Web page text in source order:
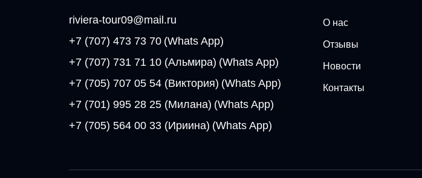
riviera-tour09@mail.ru
+7 (707) 473 73 70 (Whats App)
+7 (707) 731 71 10 (Альмира) (Whats App)
+7 (705) 707 05 54 (Виктория) (Whats App)
+7 (701) 995 28 25 (Милана) (Whats App)
+7 (705) 564 00 33 (Ириина) (Whats App)
О нас
Отзывы
Новости
Контакты